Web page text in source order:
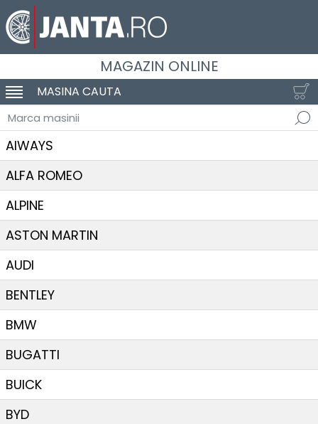
MAGAZIN ONLINE
SCHIMBA NAVIGAREA
MASINA CAUTA
Marca masinii
AIWAYS
ALFA ROMEO
ALPINE
ASTON MARTIN
AUDI
BENTLEY
BMW
BUGATTI
BUICK
BYD